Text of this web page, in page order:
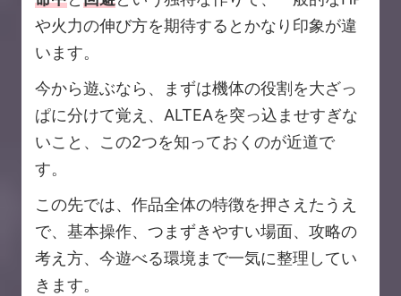
や火力の伸び方を期待するとかなり印象が違
います。
今から遊ぶなら、まずは機体の役割を大ざっ
ぱに分けて覚え、ALTEAを突っ込ませすぎな
いこと、この2つを知っておくのが近道で
す。
この先では、作品全体の特徴を押さえたうえ
で、基本操作、つまずきやすい場面、攻略の
考え方、今遊べる環境まで一気に整理してい
きます。